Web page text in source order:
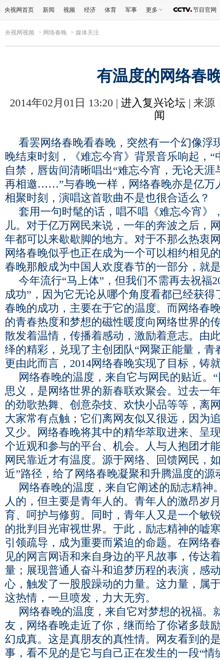
央视网首页 新闻 视频 经济 体育 军事 更多 节目官网
央视网视频 > 网络春晚 > 媒体关注
有温度的网络春
2014年02月01日 13:20 | 进入复兴论坛| 来源
闻
看罢网络春晚看春晚，突然有一个幻像
晚结束时刻，《难忘今宵》背景音乐响起，“
自禁，唇齿间清晰唱出“难忘今宵，无论天涯
再相邀……”与春晚一样，网络春晚亦是亿万
相聚时刻，演唱这首歌曲不是也很合适么？
套用一句时髦的话，唱不唱《难忘今宵》
儿。对于亿万网民来说，一年的奔波之后，
年都可以来歇歇脚的地方。对于不那么热衷
网络春晚似乎也正在成为一个可以相约相见
春晚那般成为中国人欢度春节的一部分，就
今年流行“马上体”，但我们不需再去祝福
成功”，因为它无论从哪个角度看都已经获得
春晚的成功，主要在于它的温度。而网络春
的青春热度和梦想的磁性暖度向网络世界的
散发着温情，传播着感动，激励着意志。由
绎的精彩，兑现了主创团队“网聚正能量，青
更由此而言，2014网络春晚实现了目标，铸
网络春晚的温度，来自它与网民的贴近。
思义，是网络世界的新春联欢聚会。过去一
的劲歌热舞、创意杂技、欢快小品等等，离
大家常有点触；它们离网友似又很远，因为
又少。网络春晚将其中的精华萃取进来、呈
个近观和参与的平台、机会。人与人抱团才
网民靠近才有温度。源于网络、回馈网民，
近”路径，给了网络春晚凝聚和升腾温度的源
网络春晚的温度，来自它阐述的励志精神
人的，但主要是青年人的。青年人的激昂岁
育、呵护与修剪。同时，青年人又是一个敏
的批判目光审视世界。于此，励志精神的嘘
引领疏导，成为重要而紧迫的命题。在网络
见的网言网语和来自身边的平凡故事，传达
量；展现普通人奋斗和追梦历程的表演，感
心，触发了一股股躁动的力量。这力量，属
这热情，一旦喷发，力大无穷。
网络春晚的温度，来自它对梦想的祝福。
友，网络春晚走近了你，继而给了你诸多鼓
幻成真。这是真朋友的真性情。网友看到的
事，看不见的是它与自己正在发生的一段“情